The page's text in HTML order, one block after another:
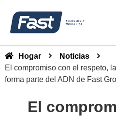
Hogar
Noticias
El compromiso con el respeto,
forma parte del ADN de Fast
El